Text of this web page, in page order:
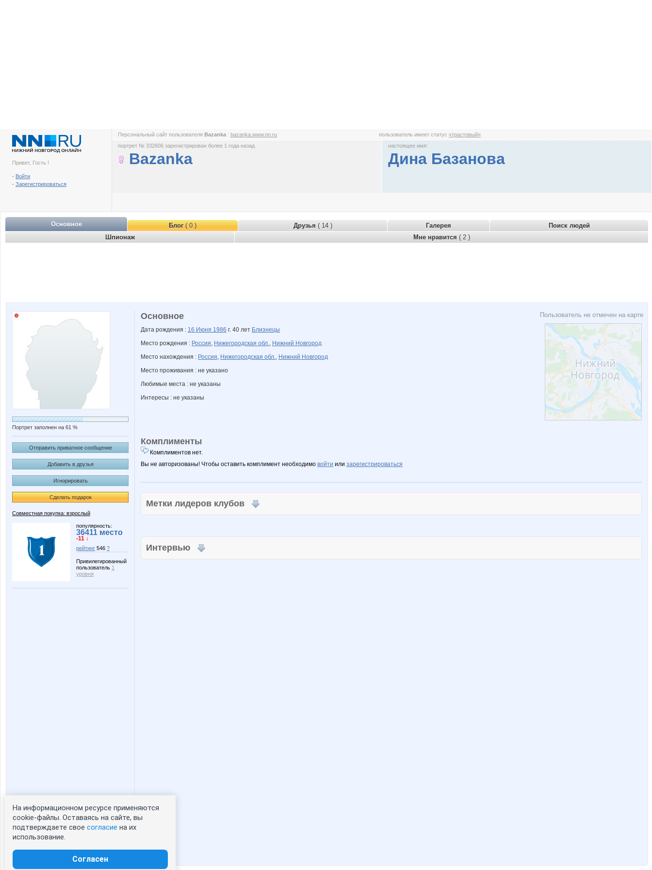
Привет, Гость !
- Войти
- Зарегистрироваться
Персональный сайт пользователя Bazanka : bazanka.www.nn.ru пользователь имеет статус«трастовый»
портрет № 332606 зарегистрирован более 1 года назад
Bazanka
настоящее имя:
Дина Базанова
Основное Блог( 0 ) Друзья ( 14 ) Галерея
Поиск людей
Шпионаж
Мне нравится ( 2 )
Портрет заполнен на 61 %
Отправить приватное сообщение
Добавить в друзья
Игнорировать
Сделать подарок
Совместная покупка: взрослый
популярность:
36411 место
-11 ↓
рейтинг 546 ?
Привилегированный
пользователь 1
уровня
Статистика портрета:
сейчас просматривают портрет - 0
зарегистрированные пользователи
Пользователь не отмечен на карте
Основное
Дата рождения : 16 Июня 1986 г. 40 лет Близнецы
Место рождения : Россия, Нижегородская обл., Нижний Новгород
Место нахождения : Россия, Нижегородская обл., Нижний Новгород
Место проживания : не указано
Любимые места : не указаны
Интересы : не указаны
Комплименты
Комплиментов нет.
Вы не авторизованы! Чтобы оставить комплимент необходимо войти или зарегистрироваться
Метки лидеров клубов
Интервью
На информационном ресурсе применяются
cookie-файлы. Оставаясь на сайте, вы
подтверждаете свое согласие на их
использование.
Согласен